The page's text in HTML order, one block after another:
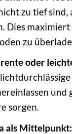
zu tief sind,
Dies
zu
oder
und
sorgen.
als Mittelpunkt: